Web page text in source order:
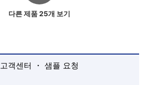
다른 제품 25개 보기
고객센터 ・ 샘플 요청